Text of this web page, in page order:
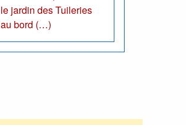
le jardin des Tuileries
au bord (…)